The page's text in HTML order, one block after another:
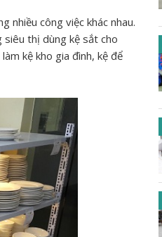
nhiều công việc khác nhau.
thị dùng kệ sắt cho
kệ kho gia đình, kệ để